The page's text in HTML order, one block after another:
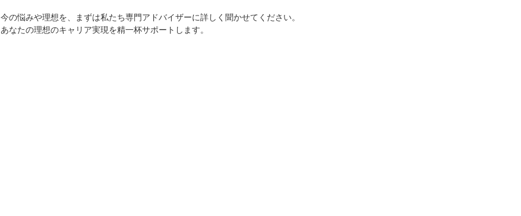
今の悩みや理想を、まずは私たち専門アドバイザーに詳しく聞かせてください。
あなたの理想のキャリア実現を精一杯サポートします。